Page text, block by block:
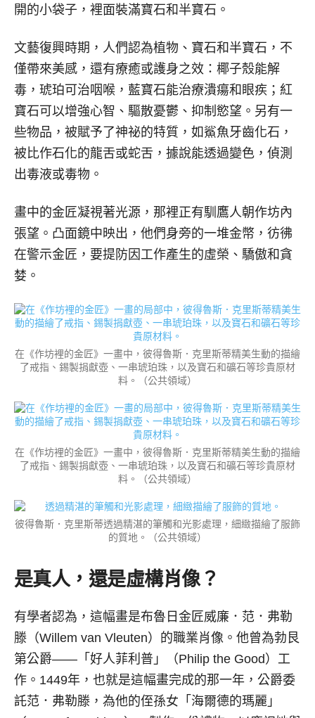
開的小袋子，裡面裝滿寶石和半寶石。
文藝復興時期，人們認為植物、寶石和半寶石，不
僅帶來美感，還有療癒或護身之效：椰子殼能解
毒，琥珀可治咽喉，藍寶石能治療潰瘍和眼疾；紅
寶石可以增強心智、驅散憂鬱、抑制慾望。另有一
些物品，被賦予了神祕的特質，如鯊魚牙齒化石，
被比作石化的龍舌或蛇舌，據說能透過變色，偵測
出毒液或毒物。
畫中的金匠凝視著光源，那裡正有馴鷹人朝作坊內
張望。凸面鏡中映出，他們身旁的一堆金幣，彷彿
在警示金匠，要提防因工作產生的虛榮、驕傲和貪
婪。
在《作坊裡的金匠》一畫中，彼得魯斯．克里斯蒂精美生動的描繪
了戒指、錫製捐獻壺、一串琥珀珠，以及寶石和礦石等珍貴原材
料。（公共領域）
在《作坊裡的金匠》一畫中，彼得魯斯．克里斯蒂精美生動的描繪
了戒指、錫製捐獻壺、一串琥珀珠，以及寶石和礦石等珍貴原材
料。（公共領域）
彼得魯斯．克里斯蒂透過精湛的筆觸和光影處理，細緻描繪了服飾
的質地。（公共領域）
是真人，還是虛構肖像？
有學者認為，這幅畫是布魯日金匠威廉．范．弗勒
滕（Willem van Vleuten）的職業肖像。他曾為勃艮
第公爵——「好人菲利普」（Philip the Good）工
作。1449年，也就是這幅畫完成的那一年，公爵委
託范．弗勒滕，為他的侄孫女「海爾德的瑪麗」